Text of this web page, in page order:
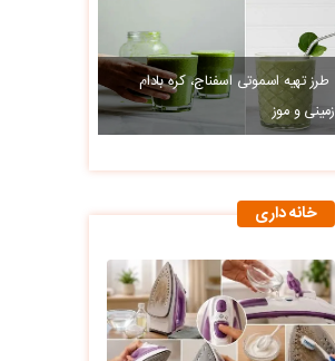
طرز تهیه اسموتی اسفناج، کره بادام
زمینی و موز
خانه داری